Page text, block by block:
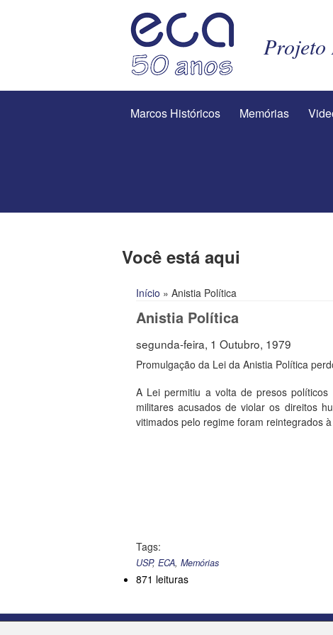
Projeto
Marcos Históricos Memórias
Você está aqui
Início » Anistia Política
Anistia Política
segunda-feira, 1 Outubro, 1979
Promulgação da Lei da Anistia Política
A Lei permitiu a volta de presos
militares acusados de violar os direitos
vitimados pelo regime foram reintegrados
Tags:
USP, ECA, Memórias
871 leituras